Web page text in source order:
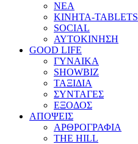
ΝΕΑ
ΚΙΝΗΤΑ-TABLETS
SOCIAL
ΑΥΤΟΚΙΝΗΣΗ
GOOD LIFE
ΓΥΝΑΙΚΑ
SHOWBIZ
ΤΑΞΙΔΙΑ
ΣΥΝΤΑΓΕΣ
ΕΞΟΔΟΣ
ΑΠΟΨΕΙΣ
ΑΡΘΡΟΓΡΑΦΙΑ
THE HILL